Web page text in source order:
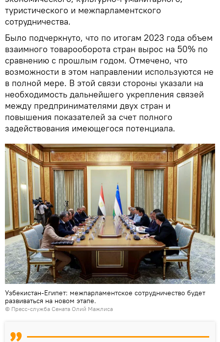
туристического и межпарламентского
сотрудничества.
Было подчеркнуто, что по итогам 2023 года объем
взаимного товарооборота стран вырос на 50% по
сравнению с прошлым годом. Отмечено, что
возможности в этом направлении используются не
в полной мере. В этой связи стороны указали на
необходимость дальнейшего укрепления связей
между предпринимателями двух стран и
повышения показателей за счет полного
задействования имеющегося потенциала.
Узбекистан-Египет: межпарламентское сотрудничество будет
развиваться на новом этапе.
© Пресс-служба Сената Олий Мажлиса